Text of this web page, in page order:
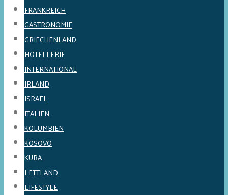
FRANKREICH
GASTRONOMIE
GRIECHENLAND
HOTELLERIE
INTERNATIONAL
IRLAND
ISRAEL
ITALIEN
KOLUMBIEN
KOSOVO
KUBA
LETTLAND
LIFESTYLE